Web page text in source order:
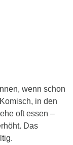
wenn schon
in den
oft essen –
Das